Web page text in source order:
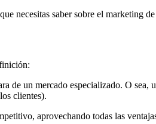
necesitas saber sobre el marketing
de un mercado especializado. O
clientes).
aprovechando todas las